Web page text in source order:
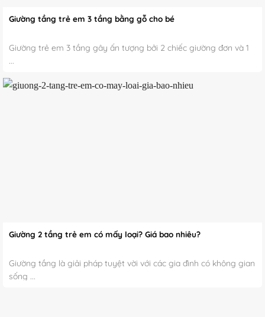
Giường tầng trẻ em 3 tầng bằng gỗ cho bé
Giường trẻ em 3 tầng gây ấn tượng bởi 2 chiếc giường đơn và 1
...
Giường 2 tầng trẻ em có mấy loại? Giá bao nhiêu?
Giường tầng là giải pháp tuyệt vời với các gia đình có không gian
sống ...